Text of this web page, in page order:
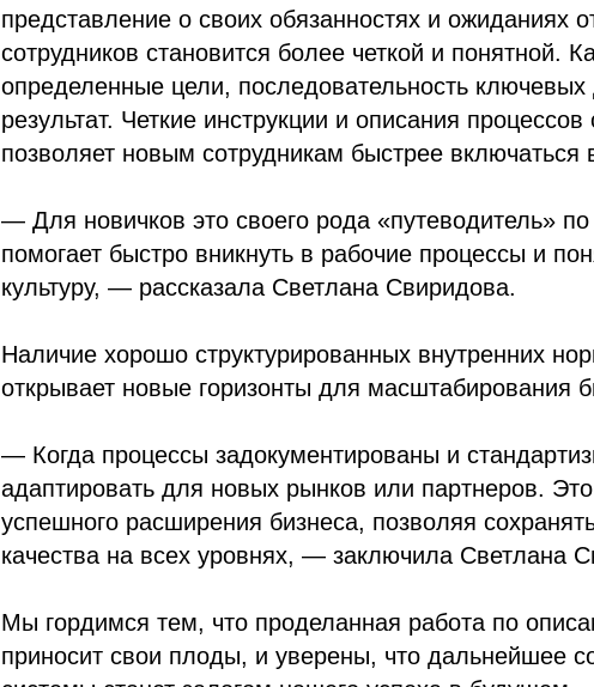
представление о своих обязанностях и ожиданиях
сотрудников становится более четкой и понятной.
определенные цели, последовательность
результат. Четкие инструкции и описания
позволяет новым сотрудникам быстрее включаться
— Для новичков это своего рода «путеводитель»
помогает быстро вникнуть в рабочие процессы и
культуру, — рассказала Светлана Свиридова.
Наличие хорошо структурированных внутренних
открывает новые горизонты для масштабирования
— Когда процессы задокументированы и
адаптировать для новых рынков или партнеров.
успешного расширения бизнеса, позволяя
качества на всех уровнях, — заключила Светлана
Мы гордимся тем, что проделанная работа по
приносит свои плоды, и уверены, что дальнейшее